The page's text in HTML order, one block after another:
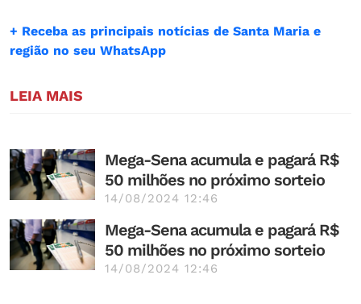
+ Receba as principais notícias de Santa Maria e
região no seu WhatsApp
LEIA MAIS
Mega-Sena acumula e pagará R$
50 milhões no próximo sorteio
14/08/2024 12:46
Mega-Sena acumula e pagará R$
50 milhões no próximo sorteio
14/08/2024 12:46